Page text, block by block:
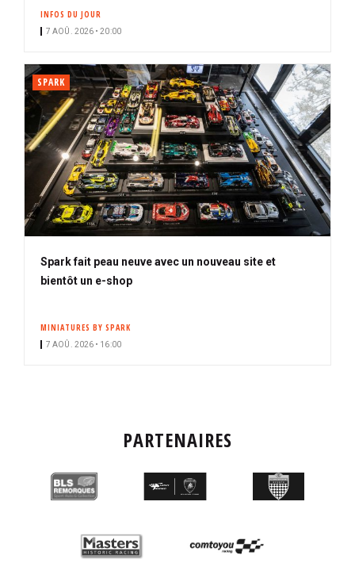
INFOS DU JOUR
7 AOÛ. 2026 • 20:00
SPARK
Spark fait peau neuve avec un nouveau site et
bientôt un e-shop
MINIATURES BY SPARK
7 AOÛ. 2026 • 16:00
PARTENAIRES